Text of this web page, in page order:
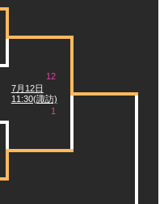
7月12日
11:30(諏訪)
12
1